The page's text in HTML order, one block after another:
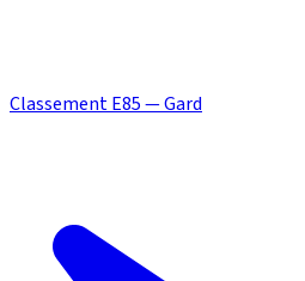
Classement E85 — Gard